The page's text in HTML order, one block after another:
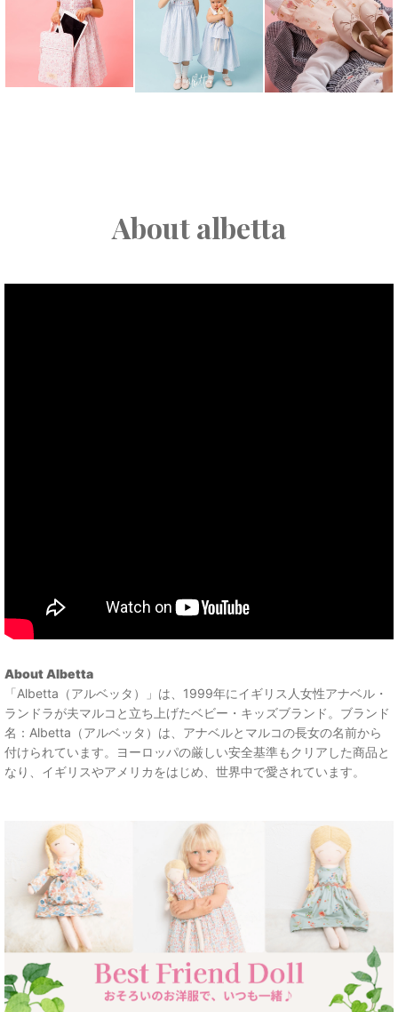
About albetta
About Albetta
「Albetta（アルベッタ）」は、1999年にイギリス人女性アナベル・
ランドラが夫マルコと立ち上げたベビー・キッズブランド。ブランド
名：Albetta（アルベッタ）は、アナベルとマルコの長女の名前から
付けられています。ヨーロッパの厳しい安全基準もクリアした商品と
なり、イギリスやアメリカをはじめ、世界中で愛されています。